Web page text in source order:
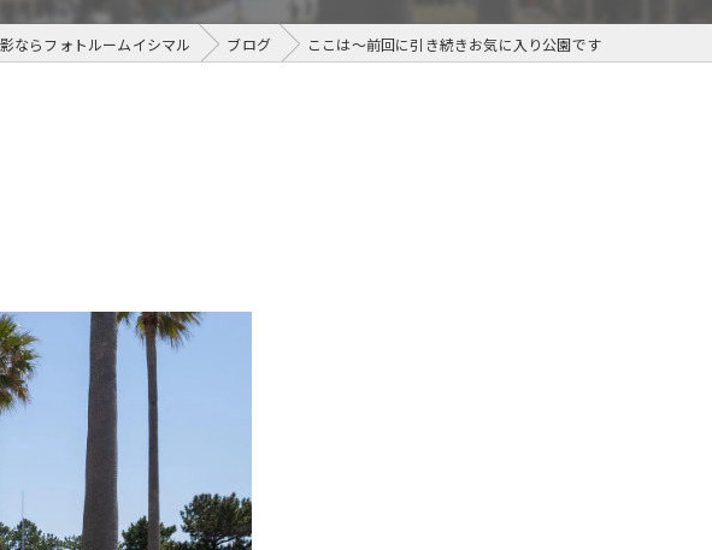
イベント撮影
ならフォトルームイシマル ブログ ここは〜前回に引き続きお気に入り公園です